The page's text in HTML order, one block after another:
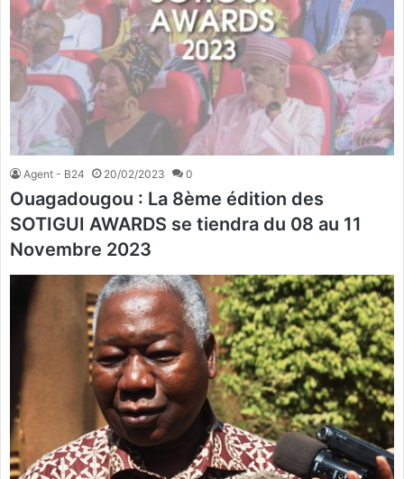
Agent - B24 20/02/2023 0
Ouagadougou : La 8ème édition des
SOTIGUI AWARDS se tiendra du 08 au 11
Novembre 2023